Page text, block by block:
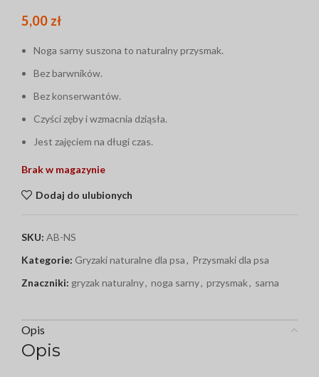
5,00 zł
Noga sarny suszona to naturalny przysmak.
Bez barwników.
Bez konserwantów.
Czyści zęby i wzmacnia dziąsła.
Jest zajęciem na długi czas.
Brak w magazynie
Dodaj do ulubionych
SKU: AB-NS
Kategorie: Gryzaki naturalne dla psa, Przysmaki dla psa
Znaczniki: gryzak naturalny, noga sarny, przysmak, sarna
Opis
Opis